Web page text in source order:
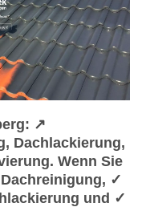
↗️
Dachlackierung,
Wenn Sie
✓
und ✓